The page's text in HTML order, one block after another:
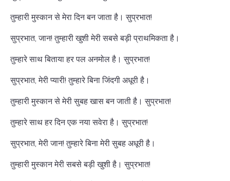
तुम्हारी मुस्कान से मेरा दिन बन जाता है। सुप्रभात!
सुप्रभात, जान! तुम्हारी खुशी मेरी सबसे बड़ी प्राथमिकता है।
तुम्हारे साथ बिताया हर पल अनमोल है। सुप्रभात!
सुप्रभात, मेरी प्यारी! तुम्हारे बिना जिंदगी अधूरी है।
तुम्हारी मुस्कान से मेरी सुबह खास बन जाती है। सुप्रभात!
तुम्हारे साथ हर दिन एक नया सवेरा है। सुप्रभात!
सुप्रभात, मेरी जान! तुम्हारे बिना मेरी सुबह अधूरी है।
तुम्हारी मुस्कान मेरी सबसे बड़ी खुशी है। सुप्रभात!